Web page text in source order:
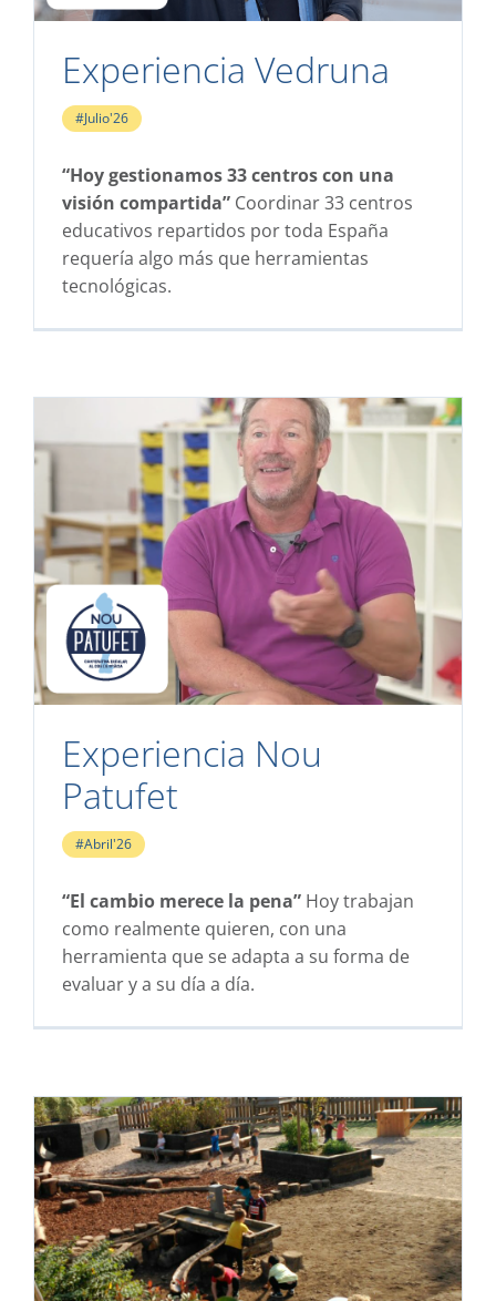
Experiencia Vedruna
#Julio'26
“Hoy gestionamos 33 centros con una
visión compartida” Coordinar 33 centros
educativos repartidos por toda España
requería algo más que herramientas
tecnológicas. ​
Experiencia Nou
Patufet
#Abril'26
“El cambio merece la pena” Hoy trabajan
como realmente quieren, con una
herramienta que se adapta a su forma de
evaluar y a su día a día.​